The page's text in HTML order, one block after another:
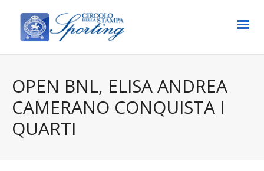
OPEN BNL, ELISA ANDREA
CAMERANO CONQUISTA I
QUARTI